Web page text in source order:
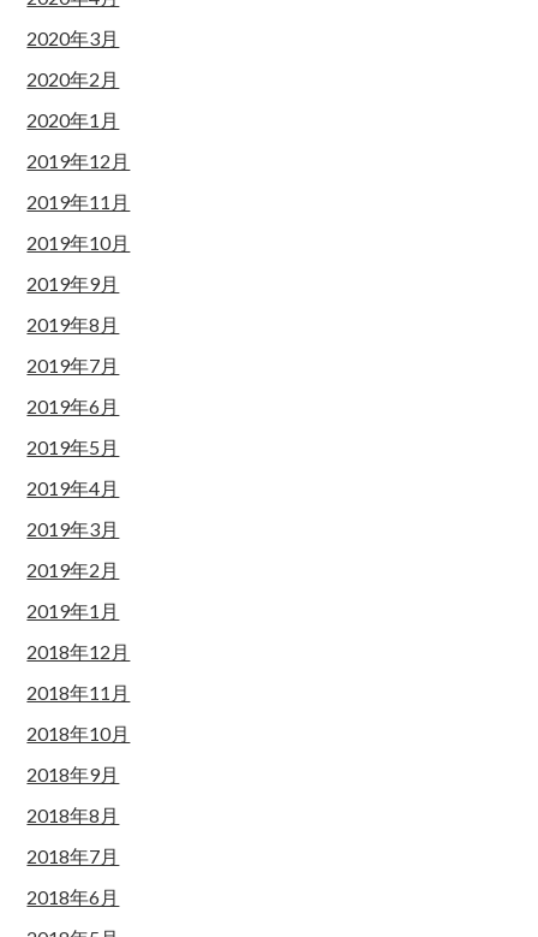
2020年3月
2020年2月
2020年1月
2019年12月
2019年11月
2019年10月
2019年9月
2019年8月
2019年7月
2019年6月
2019年5月
2019年4月
2019年3月
2019年2月
2019年1月
2018年12月
2018年11月
2018年10月
2018年9月
2018年8月
2018年7月
2018年6月